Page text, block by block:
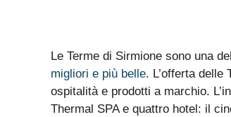
Le Terme di Sirmione sono una
migliori e più belle. L’offerta
ospitalità e prodotti a marchio.
Thermal SPA e quattro hotel: il